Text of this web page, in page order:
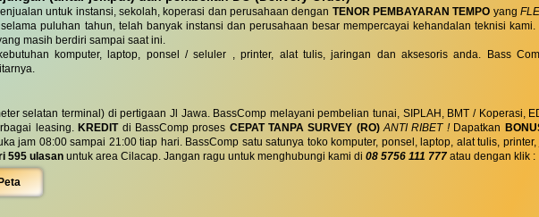
untuk instansi, sekolah, koperasi dan perusahaan dengan TENOR PEMBAYARAN TEMPO yang
puluhan tahun, telah banyak instansi dan perusahaan besar mempercayai kehandalan teknisi
masih berdiri sampai saat ini.
komputer, laptop, ponsel / seluler , printer, alat tulis, jaringan dan aksesoris anda. Bass
selatan terminal) di pertigaan Jl Jawa. BassComp melayani pembelian tunai, SIPLAH, BMT / Koperasi,
leasing. KREDITdi BassComp proses CEPAT TANPA SURVEY (RO) ANTI RIBET !Dapatkan
jam 08:00 sampai 21:00 tiap hari. BassComp satu satunya toko komputer, ponsel, laptop, alat tulis,
595 ulasan untuk area Cilacap. Jangan ragu untuk menghubungi kami di 08 5756 111 777 atau dengan klik :